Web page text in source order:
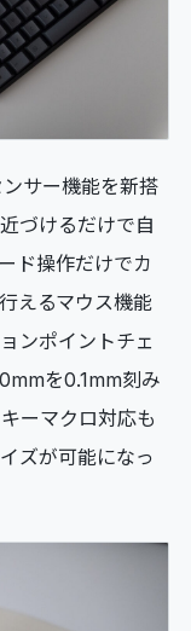
サー機能を新搭
づけるだけで自
ド操作だけでカ
えるマウス機能
ンポイントチェ
を0.1mm刻み
ーマクロ対応も
ズが可能になっ